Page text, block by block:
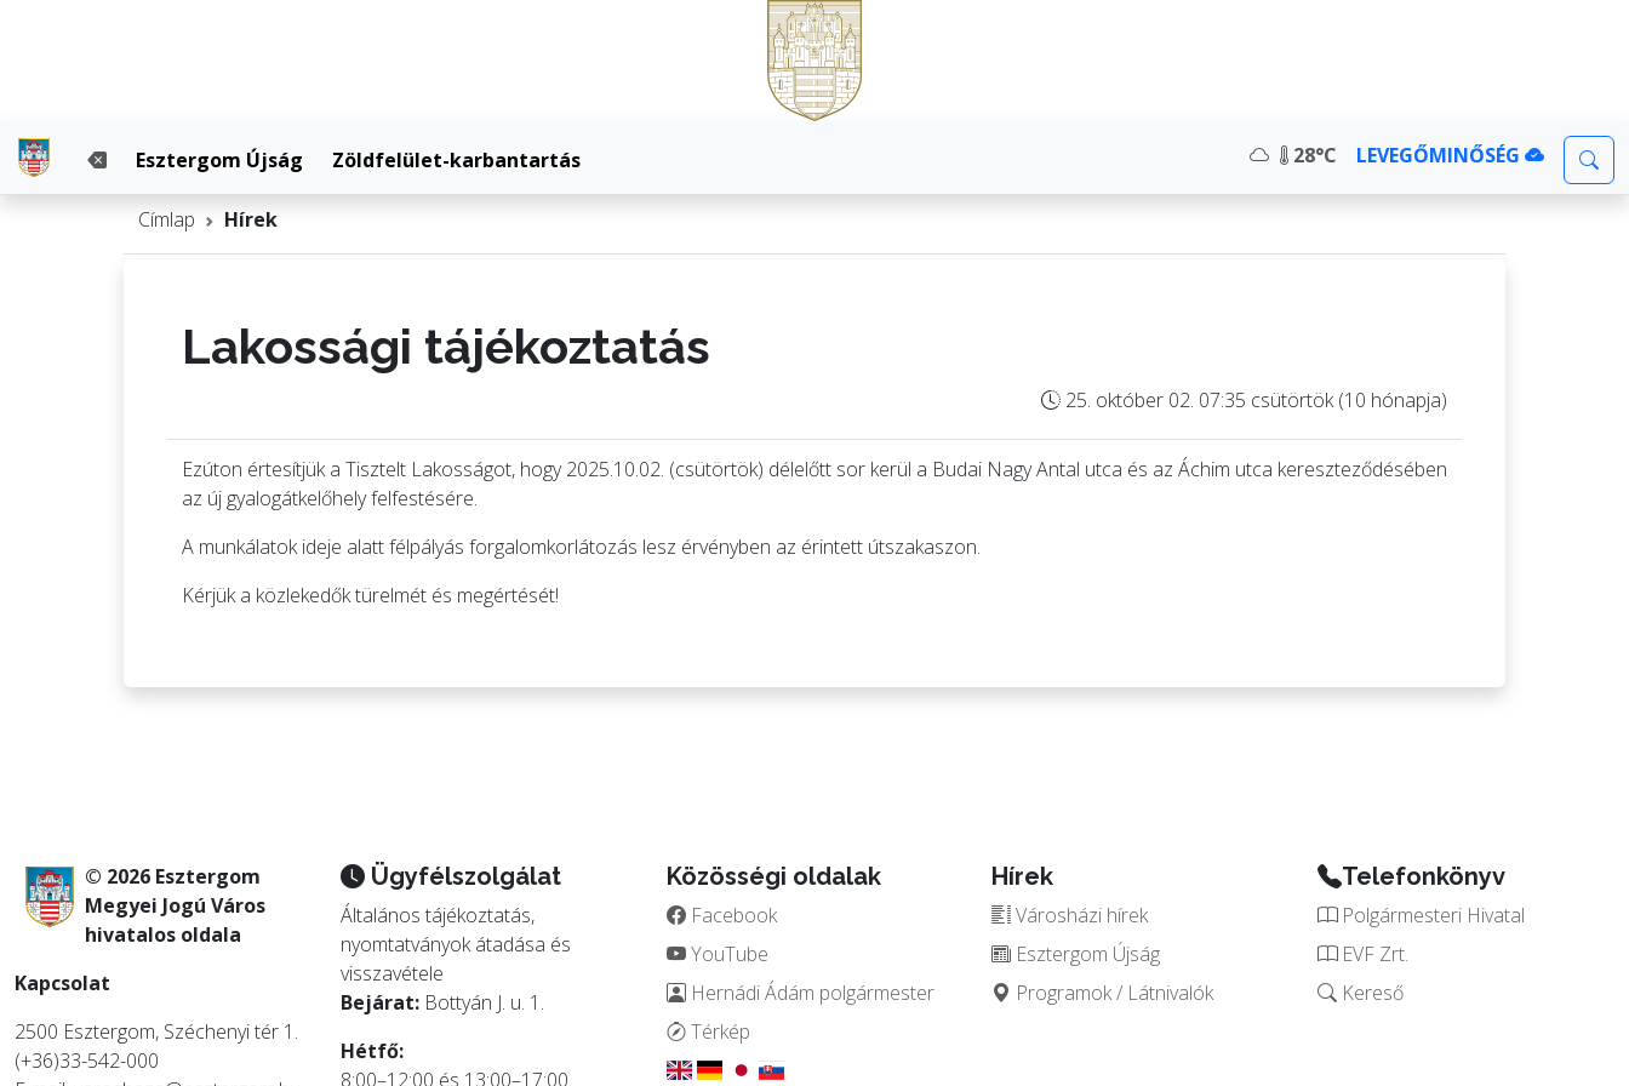
Esztergom Újság Zöldfelület-karbantartás 28°C LEVEGŐMINŐSÉG
Címlap Hírek
Lakossági tájékoztatás
25. október 02. 07:35 csütörtök (10 hónapja)
Ezúton értesítjük a Tisztelt Lakosságot, hogy 2025.10.02. (csütörtök) délelőtt sor kerül a Budai Nagy Antal utca és az Áchim utca kereszteződésében
az új gyalogátkelőhely felfestésére.
A munkálatok ideje alatt félpályás forgalomkorlátozás lesz érvényben az érintett útszakaszon.
Kérjük a közlekedők türelmét és megértését!
© 2026 Esztergom
Megyei Jogú Város
hivatalos oldala
Kapcsolat
2500 Esztergom, Széchenyi tér 1.
(+36)33-542-000
Ügyfélszolgálat
Általános tájékoztatás,
nyomtatványok átadása és
visszavétele
Bejárat:Bottyán J. u. 1.
Hétfő:
8:00–12:00 és 13:00–17:00
Közösségi oldalak
Facebook
YouTube
Hernádi Ádám polgármester
Térkép
Hírek
Városházi hírek
Esztergom Újság
Programok / Látnivalók
Telefonkönyv
Polgármesteri Hivatal
EVF Zrt.
Kereső